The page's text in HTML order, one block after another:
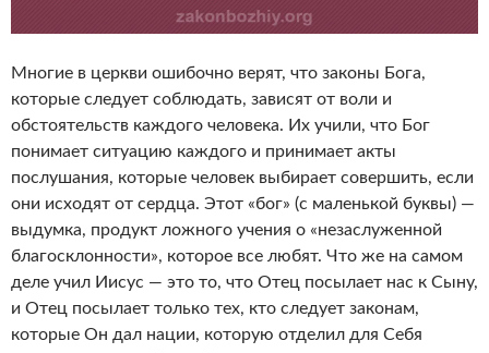
Многие в церкви ошибочно верят, что законы Бога,
которые следует соблюдать, зависят от воли и
обстоятельств каждого человека. Их учили, что Бог
понимает ситуацию каждого и принимает акты
послушания, которые человек выбирает совершить, если
они исходят от сердца. Этот «бог» (с маленькой буквы) —
выдумка, продукт ложного учения о «незаслуженной
благосклонности», которое все любят. Что же на самом
деле учил Иисус — это то, что Отец посылает нас к Сыну,
и Отец посылает только тех, кто следует законам,
которые Он дал нации, которую отделил для Себя